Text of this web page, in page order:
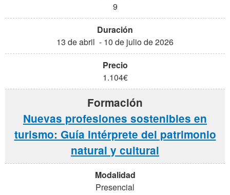
9
13 de abril - 10 de julio de 2026
1.104€
Nuevas profesiones sostenibles en
turismo: Guía intérprete del patrimonio
natural y cultural
Presencial